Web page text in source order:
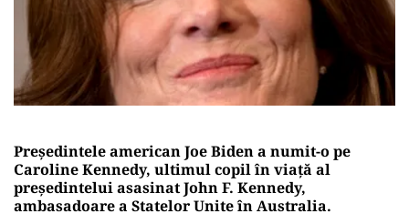
Preşedintele american Joe Biden a numit-o pe
Caroline Kennedy, ultimul copil în viaţă al
preşedintelui asasinat John F. Kennedy,
ambasadoare a Statelor Unite în Australia.